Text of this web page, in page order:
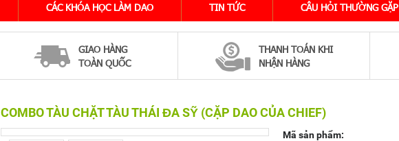
CÁC KHÓA HỌC LÀM DAO TIN TỨC CÂU HỎI THƯỜNG GẶP
GIAO HÀNG
TOÀN QUỐC
THANH TOÁN KHI
NHẬN HÀNG
COMBO TÀU CHẶT TÀU THÁI ĐA SỸ (CẶP DAO CỦA CHIEF)
Mã sản phẩm: